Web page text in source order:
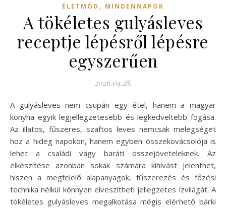
ÉLETMÓD , MINDENNAPOK
A tökéletes gulyásleves
receptje lépésről lépésre
egyszerűen
2026.04.28.
A gulyásleves nem csupán egy étel, hanem a magyar
konyha egyik legjellegzetesebb és legkedveltebb fogása.
Az illatos, fűszeres, szaftos leves nemcsak melegséget
hoz a hideg napokon, hanem egyben összekovácsolója is
lehet a családi vagy baráti összejöveteleknek. Az
elkészítése azonban sokak számára kihívást jelenthet,
hiszen a megfelelő alapanyagok, fűszerezés és főzési
technika nélkül könnyen elveszítheti jellegzetes ízvilágát. A
tökéletes gulyásleves megalkotása mégis elérhető bárki